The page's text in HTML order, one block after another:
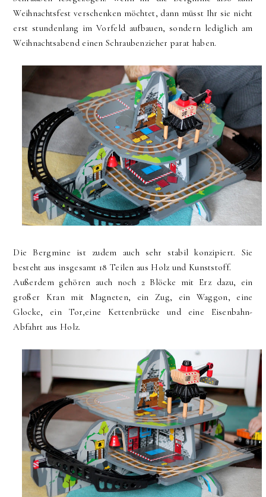
Weihnachtsfest verschenken möchtet, dann müsst Ihr sie nicht
erst stundenlang im Vorfeld aufbauen, sondern lediglich am
Weihnachtsabend einen Schraubenzieher parat haben.
Die Bergmine ist zudem auch sehr stabil konzipiert. Sie
besteht aus insgesamt 18 Teilen aus Holz und Kunststoff.
Außerdem gehören auch noch 2 Blöcke mit Erz dazu, ein
großer Kran mit Magneten, ein Zug, ein Waggon, eine
Glocke, ein Tor,eine Kettenbrücke und eine Eisenbahn-
Abfahrt aus Holz.